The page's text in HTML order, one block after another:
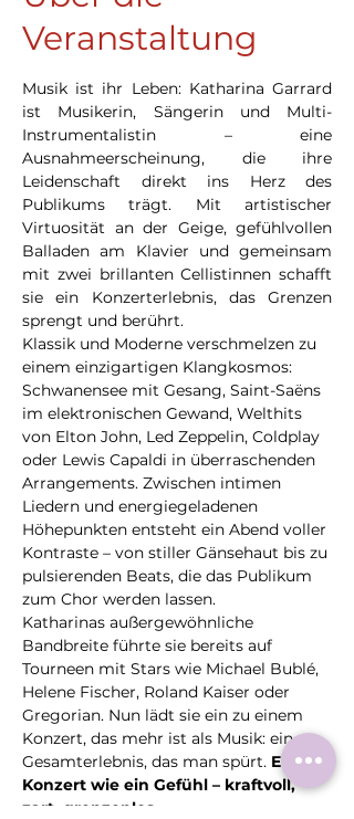
Veranstaltung
Musik ist ihr Leben: Katharina Garrard
ist Musikerin, Sängerin und Multi-
Instrumentalistin – eine
Ausnahmeerscheinung, die ihre
Leidenschaft direkt ins Herz des
Publikums trägt. Mit artistischer
Virtuosität an der Geige, gefühlvollen
Balladen am Klavier und gemeinsam
mit zwei brillanten Cellistinnen schafft
sie ein Konzerterlebnis, das Grenzen
sprengt und berührt.
Klassik und Moderne verschmelzen zu
einem einzigartigen Klangkosmos:
Schwanensee mit Gesang, Saint-Saëns
im elektronischen Gewand, Welthits
von Elton John, Led Zeppelin, Coldplay
oder Lewis Capaldi in überraschenden
Arrangements. Zwischen intimen
Liedern und energiegeladenen
Höhepunkten entsteht ein Abend voller
Kontraste – von stiller Gänsehaut bis zu
pulsierenden Beats, die das Publikum
zum Chor werden lassen.
Katharinas außergewöhnliche
Bandbreite führte sie bereits auf
Tourneen mit Stars wie Michael Bublé,
Helene Fischer, Roland Kaiser oder
Gregorian. Nun lädt sie ein zu einem
Konzert, das mehr ist als Musik: ein
Gesamterlebnis, das man spürt. Ein
Konzert wie ein Gefühl – kraftvoll,
zart, grenzenlos.